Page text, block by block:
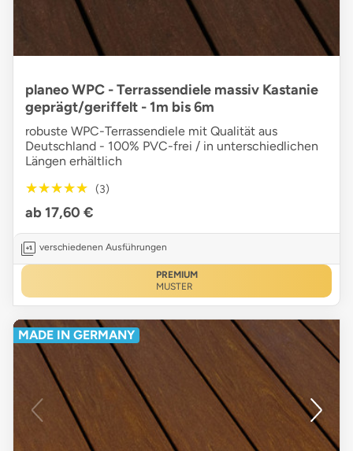
planeo WPC - Terrassendiele massiv Kastanie
geprägt/geriffelt - 1m bis 6m
robuste WPC-Terrassendiele mit Qualität aus
Deutschland - 100% PVC-frei / in unterschiedlichen
Längen erhältlich
★★★★★
★★★★★ (3)
ab 17,60 €
verschiedenen Ausführungen
PREMIUM
MUSTER
MADE IN GERMANY